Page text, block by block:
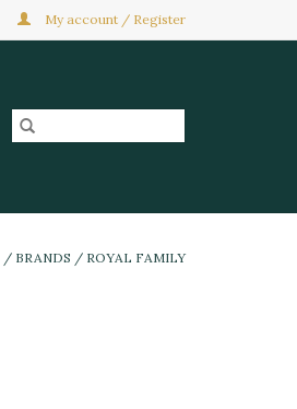
My account / Register
/ BRANDS / ROYAL FAMILY